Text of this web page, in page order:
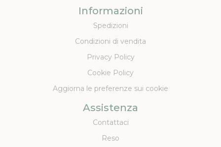
Informazioni
Spedizioni
Condizioni di vendita
Privacy Policy
Cookie Policy
Aggiorna le preferenze sui cookie
Assistenza
Contattaci
Reso